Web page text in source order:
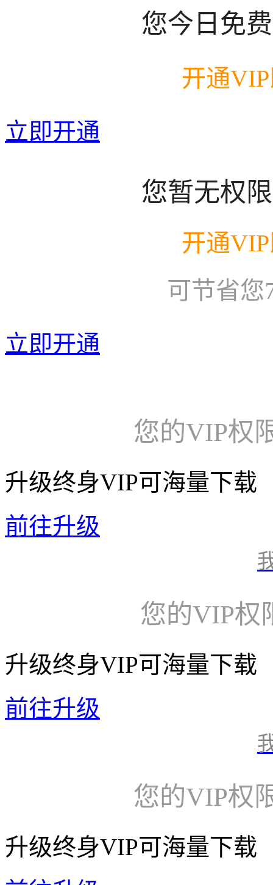
您今日免
开通
立即开通
您暂无权
开通
可节省您
立即开通
您的VIP权
升级终身VIP可海量下载
前往升级
您的VIP权
升级终身VIP可海量下载
前往升级
您的VIP权
升级终身VIP可海量下载